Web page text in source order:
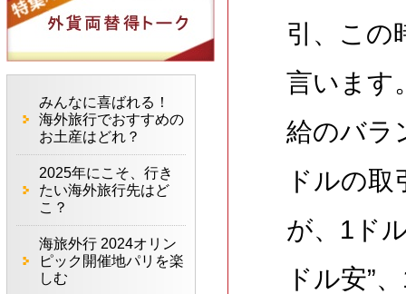
引、この
言います
給のバラ
ドルの
が、1ド
ドル安”
みんなに喜ばれる！
海外旅行でおすすめの
お土産はどれ？
2025年にこそ、行き
たい海外旅行先はど
こ？
海旅外行 2024オリン
ピック開催地パリを楽
しむ